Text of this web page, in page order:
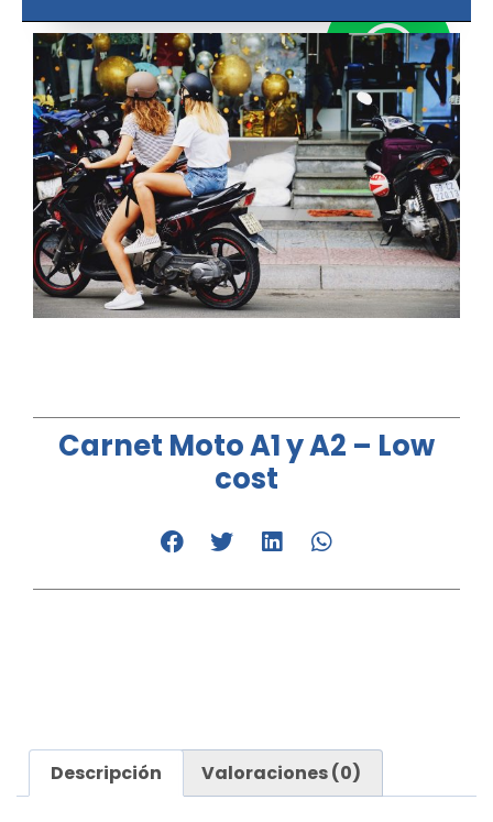
Carnet Moto A1 y A2 – Low
cost
Descripción Valoraciones (0)
WhatsApp